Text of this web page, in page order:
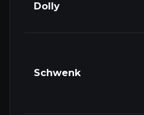
Dolly
Schwenk